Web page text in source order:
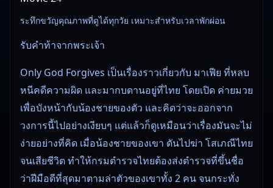
ระทึกขวัญคุณภาพที่ดูได้ทุกวัย เหมาะสำหรับเวลาพักผ่อน
รับคำท้าจากพระเจ้า
Only God Forgives เป็นเรื่องราวเกี่ยวกับ มาเฟีย ที่หลบ
หนีคดีความผิด และมากบดานอยู่ที่ไทย โดยเปิด ค่ายมวย
เพื่อบังหน้ากับน้องชายของตัว และคิดว่าจะออกจาก
วงการนี้ไปอย่างเงียบๆ แต่แล้วก็ดูเหมือนว่าเรื่องมันจะไม่
ง่ายอย่างที่คิด เมื่อน้องชายของเขา ดันไปฆ่า โสเภณีไทย
จนเสียชีวิต ทำให้กรมตำรวจไทยต้องส่งตำรวจที่ขึ้นชื่อ
ว่าฝีมือดีที่สุดมาตามล่าตัวของเขาทั้ง 2 คน จนกระทั่ง